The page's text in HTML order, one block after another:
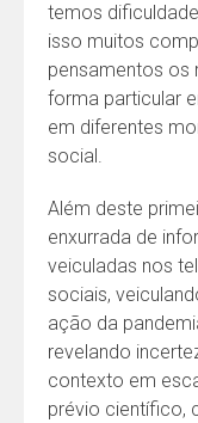
temos
isso muitos
pensamentos os
forma particular
em diferentes
social.
Além deste
enxurrada de
veiculadas nos
sociais,
ação da
revelando
contexto em
prévio científico,